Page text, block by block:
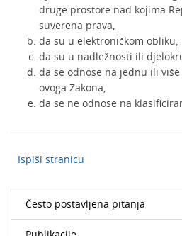
druge prostore nad kojima
suverena prava,
da su u elektroničkom obliku,
da su u nadležnosti ili
da se odnose na jednu ili
ovoga Zakona,
da se ne odnose na
Ispiši stranicu
Često postavljena pitanja